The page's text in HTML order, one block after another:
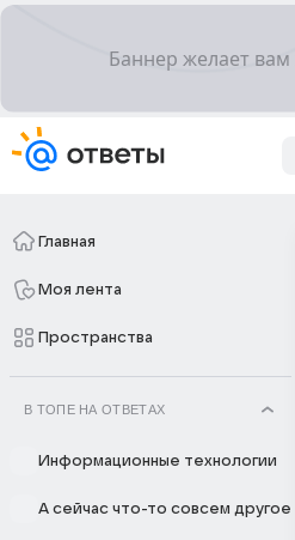
Главная
Моя лента
Пространства
В ТОПЕ НА ОТВЕТАХ
Информационные технологии
А сейчас что-то совсем другое